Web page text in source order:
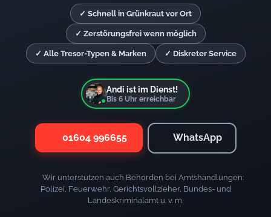
✓ Schnell in Grünkraut vor Ort
✓ Zerstörungsfrei wenn möglich
✓ Alle Tresor-Typen & Marken ✓ Diskreter Service
Andi ist im Dienst!
Bis 6 Uhr erreichbar
01604 996655 WhatsApp
Wir unterstützen auch Behörden bei Amtshandlungen:
Polizei, Feuerwehr, Gerichtsvollzieher, Bundes- und
Landeskriminalamt u. v. m.